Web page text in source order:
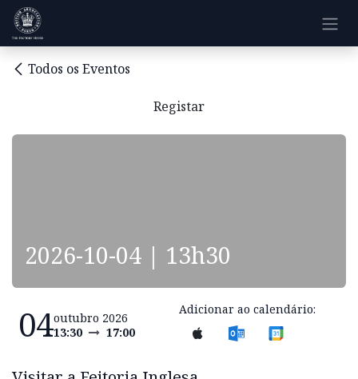
Pular para o conteúdo
Todos os Eventos
Registar
2026-10-04 | 13h30
04outubro 2026
13:30
17:00
Adicionar ao calendário: